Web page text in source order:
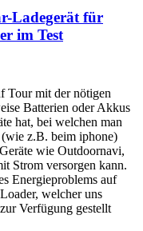
Ladegerät für
im Test
Tour mit der nötigen
Batterien oder Akkus
hat, bei welchen man
z.B. beim iphone)
wie Outdoornavi,
Strom versorgen kann.
Energieproblems auf
welcher uns
Verfügung gestellt